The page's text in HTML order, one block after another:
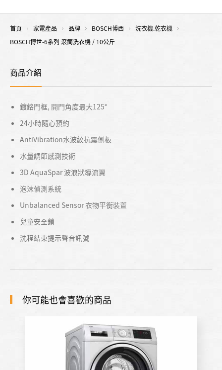
首頁 家電產品 品牌 BOSCH博西
洗衣機.乾衣機
BOSCH博世-6系列 滾筒洗衣機 / 10公斤
商品介紹
鍍鉻門框, 開門角度最大125°
24小時隨心預約
AntiVibration水波紋抗震側板
水量調節感測技術
3D AquaSpar 波浪狀導流翼
泡沫偵測系統
Unbalanced Sensor 衣物平衡裝置
兒童安全鎖
洗程結束提示聲音訊號
你可能也會喜歡的商品